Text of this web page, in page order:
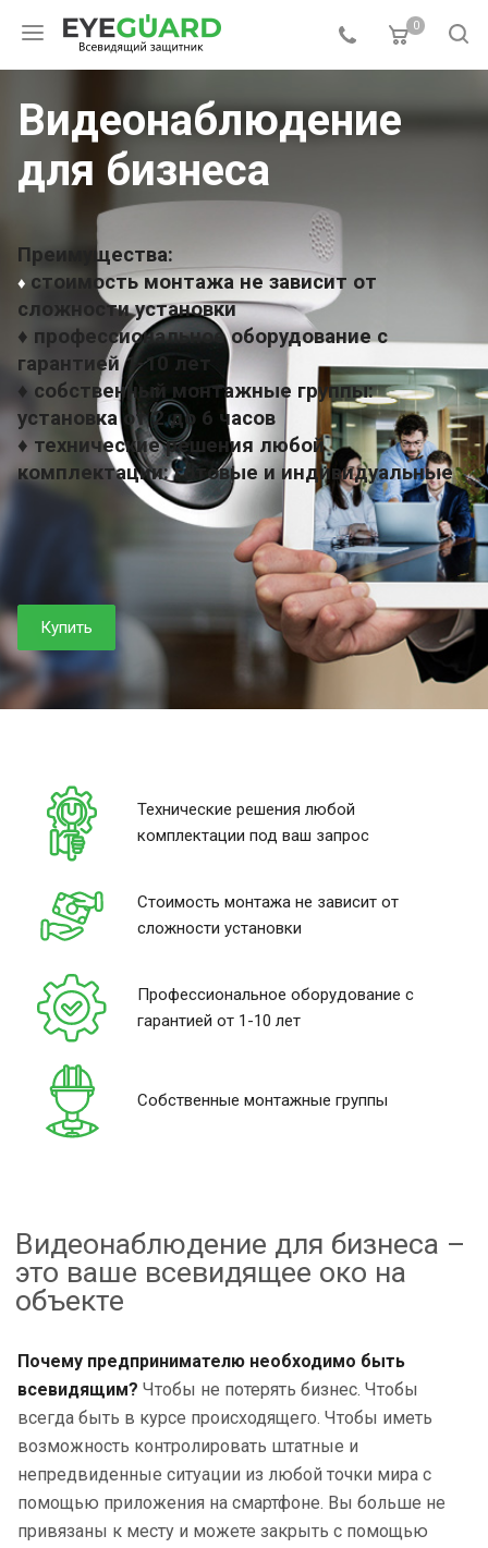
0
Видеонаблюдение
для бизнеса
Преимущества:
♦ стоимость монтажа не зависит от
сложности установки
♦ профессиональное оборудование с
гарантией 1-10 лет
♦ собственный монтажные группы:
установка от 2 до 6 часов
♦ технические решения любой
комплектации: готовые и индивидуальные
Купить
Технические решения любой
комплектации под ваш запрос
Стоимость монтажа не зависит от
сложности установки
Профессиональное оборудование с
гарантией от 1-10 лет
Собственные монтажные группы
Видеонаблюдение для бизнеса –
это ваше всевидящее око на
объекте
Почему предпринимателю необходимо быть
всевидящим? Чтобы не потерять бизнес. Чтобы
всегда быть в курсе происходящего. Чтобы иметь
возможность контролировать штатные и
непредвиденные ситуации из любой точки мира с
помощью приложения на смартфоне. Вы больше не
привязаны к месту и можете закрыть с помощью